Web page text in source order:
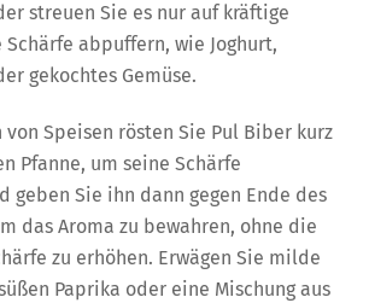
streuen Sie es nur auf kräftige
abpuffern, wie Joghurt,
gekochtes Gemüse.
Speisen rösten Sie Pul Biber kurz
Pfanne, um seine Schärfe
geben Sie ihn dann gegen Ende des
das Aroma zu bewahren, ohne die
zu erhöhen. Erwägen Sie milde
Paprika oder eine Mischung aus